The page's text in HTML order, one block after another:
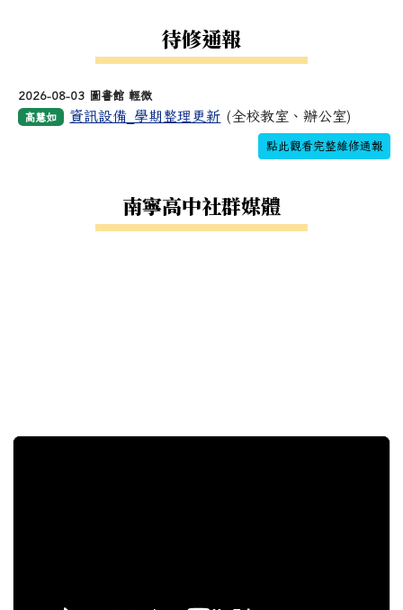
待修通報
2026-08-03 圖書館 輕微
高慧如 資訊設備_學期整理更新 (全校教室、辦公室)
點此觀看完整維修通報
南寧高中社群媒體